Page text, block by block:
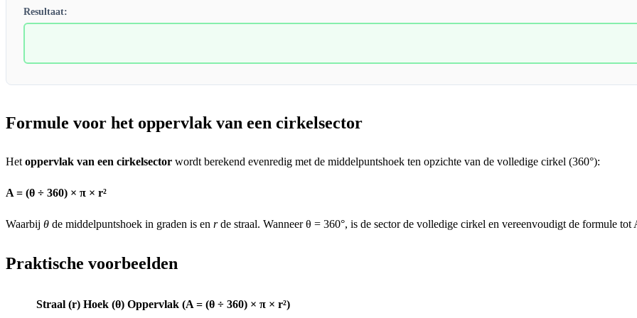
Resultaat:
Formule voor het oppervlak van een cirkelsector
Het oppervlak van een cirkelsector wordt berekend evenredig met de middelpuntshoek ten opzichte van de volledige cirkel (360°):
A = (θ ÷ 360) × π × r²
Waarbij θ de middelpuntshoek in graden is en rde straal. Wanneer θ = 360°, is de sector de volledige cirkel en vereenvoudigt de formule tot
Praktische voorbeelden
Straal (r) Hoek (θ) Oppervlak (A = (θ ÷ 360) × π × r²)